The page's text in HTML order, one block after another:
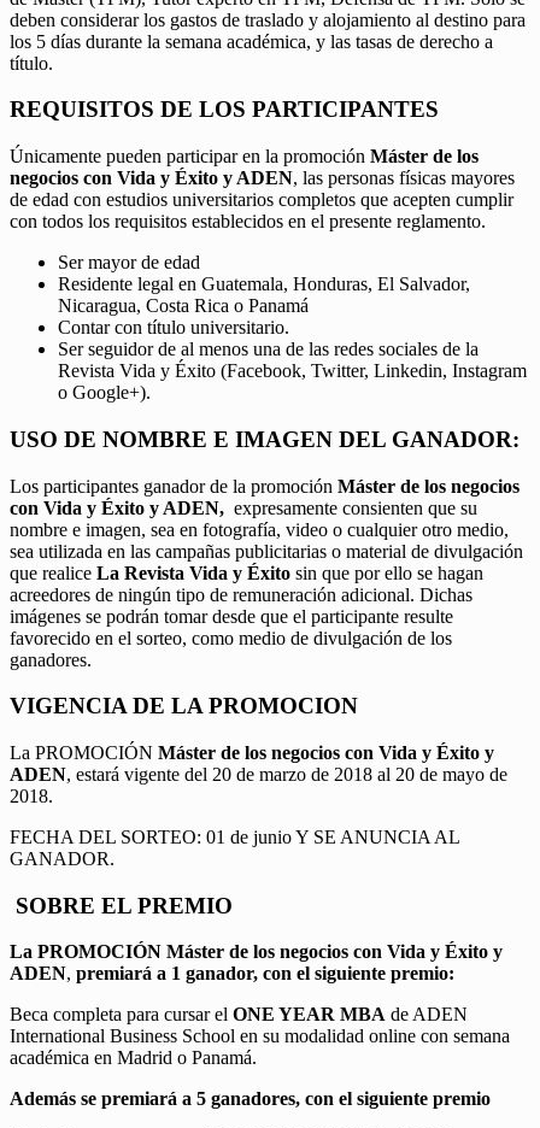
deben considerar los gastos de traslado y alojamiento al destino para
los 5 días durante la semana académica, y las tasas de derecho a
título.
REQUISITOS DE LOS PARTICIPANTES
Únicamente pueden participar en la promoción Máster de los
negocios con Vida y Éxito y ADEN, las personas físicas mayores
de edad con estudios universitarios completos que acepten cumplir
con todos los requisitos establecidos en el presente reglamento.
Ser mayor de edad
Residente legal en Guatemala, Honduras, El Salvador,
Nicaragua, Costa Rica o Panamá
Contar con título universitario.
Ser seguidor de al menos una de las redes sociales de la
Revista Vida y Éxito (Facebook, Twitter, Linkedin, Instagram
o Google+).
USO DE NOMBRE E IMAGEN DEL GANADOR:
Los participantes ganador de la promoción Máster de los negocios
con Vida y Éxito y ADEN, expresamente consienten que su
nombre e imagen, sea en fotografía, video o cualquier otro medio,
sea utilizada en las campañas publicitarias o material de divulgación
que realice La Revista Vida y Éxito sin que por ello se hagan
acreedores de ningún tipo de remuneración adicional. Dichas
imágenes se podrán tomar desde que el participante resulte
favorecido en el sorteo, como medio de divulgación de los
ganadores.
VIGENCIA DE LA PROMOCION
La PROMOCIÓN Máster de los negocios con Vida y Éxito y
ADEN, estará vigente del 20 de marzo de 2018 al 20 de mayo de
2018.
FECHA DEL SORTEO: 01 de junio Y SE ANUNCIA AL
GANADOR.
SOBRE EL PREMIO
La PROMOCIÓN Máster de los negocios con Vida y Éxito y
ADEN, premiará a 1 ganador, con el siguiente premio:
Beca completa para cursar el ONE YEAR MBA de ADEN
International Business School en su modalidad online con semana
académica en Madrid o Panamá.
Además se premiará a 5 ganadores, con el siguiente premio